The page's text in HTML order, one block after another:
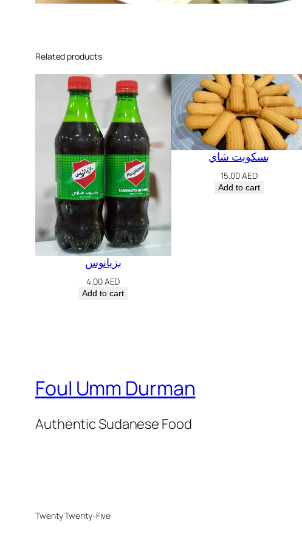
Related products
بزيانوس
4.00AED
Add to cart
بسكويت شاي
15.00AED
Add to cart
Foul Umm Durman
Authentic Sudanese Food
Twenty Twenty-Five